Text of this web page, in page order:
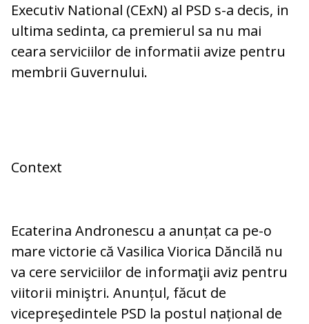
Executiv National (CExN) al PSD s-a decis, in
ultima sedinta, ca premierul sa nu mai
ceara serviciilor de informatii avize pentru
membrii Guvernului.
Context
Ecaterina Andronescu a anunțat ca pe-o
mare victorie că Vasilica Viorica Dăncilă nu
va cere serviciilor de informaţii aviz pentru
viitorii miniştri. Anunțul, făcut de
vicepreşedintele PSD la postul național de